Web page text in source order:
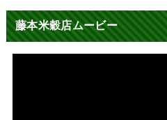
藤本米穀店ムービー